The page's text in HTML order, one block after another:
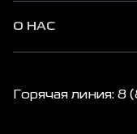
О НАС
Горячая линия: 8